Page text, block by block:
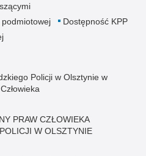
Dostępność KPP
Policji w Olsztynie w
PRAW CZŁOWIEKA
W OLSZTYNIE